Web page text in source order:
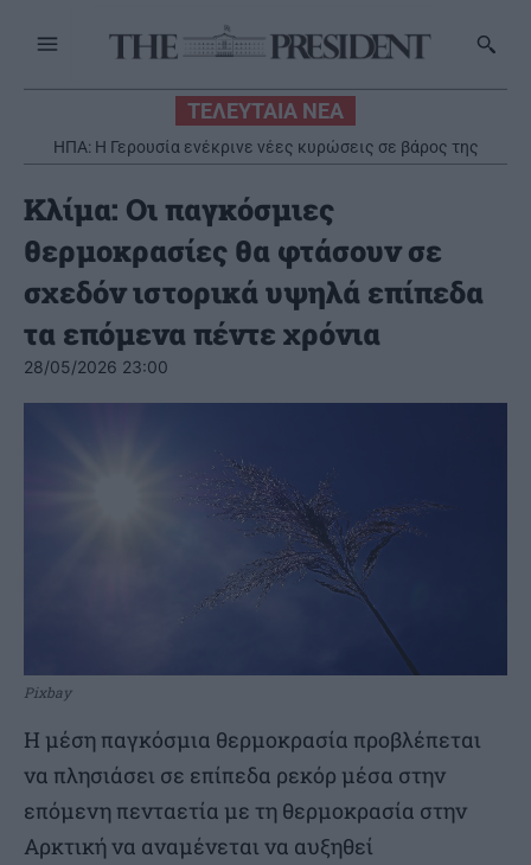
ΤΕΛΕΥΤΑΙΑ ΝΕΑ
ΗΠΑ: Η Γερουσία ενέκρινε νέες κυρώσεις σε βάρος της
Ρωσίας
Κλίμα: Οι παγκόσμιες
θερμοκρασίες θα φτάσουν σε
σχεδόν ιστορικά υψηλά επίπεδα
τα επόμενα πέντε χρόνια
28/05/2026 23:00
Pixbay
Η μέση παγκόσμια θερμοκρασία προβλέπεται
να πλησιάσει σε επίπεδα ρεκόρ μέσα στην
επόμενη πενταετία με τη θερμοκρασία στην
Αρκτική να αναμένεται να αυξηθεί